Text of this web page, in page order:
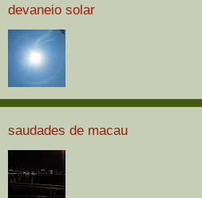
devaneio solar
saudades de macau